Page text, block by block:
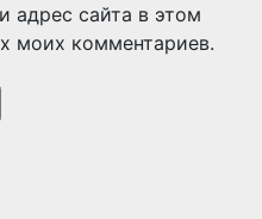
адрес сайта в этом
моих комментариев.